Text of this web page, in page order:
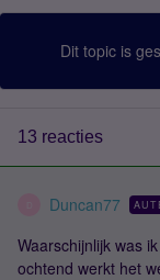
Dit topic is
13 reacties
Duncan77
Waarschijnlijk was
ochtend werkt het